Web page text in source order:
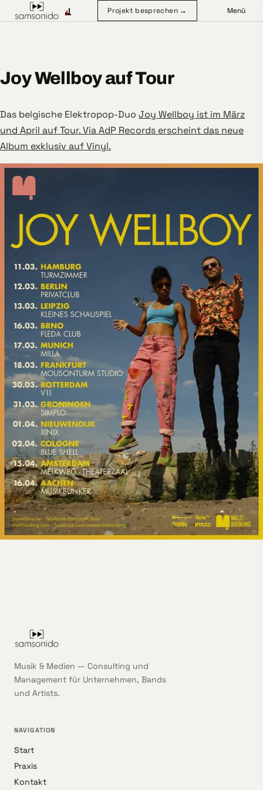
Projekt besprechen → Menü
Joy Wellboy auf Tour
Das belgische Elektropop-Duo Joy Wellboy ist im März
und April auf Tour. Via AdP Records erscheint das neue
Album exklusiv auf Vinyl.
Musik & Medien — Consulting und
Management für Unternehmen, Bands
und Artists.
NAVIGATION
Start
Praxis
Kontakt